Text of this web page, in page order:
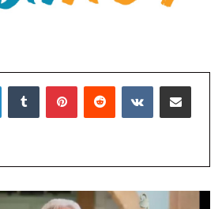
LinkedInTumblr PinterestReddit VKontakteE-Posta ile paylaş